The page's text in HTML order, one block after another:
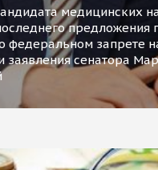
медицинских
предложения
федеральном запрете
заявления сенатора